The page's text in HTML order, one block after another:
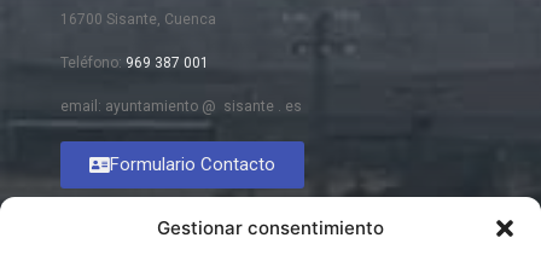
Gestionar consentimiento
16700 Sisante, Cuenca
Teléfono: 969 387 001
email: ayuntamiento @ sisante . es
Formulario Contacto